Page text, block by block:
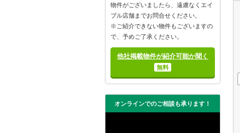
物件がございましたら、遠慮なくエイ
ブル店舗までお問合せください。
※ご紹介できない物件もございますの
で、予めご了承ください。
他社掲載物件が紹介可能か聞く
無料
オンラインでのご相談も承ります！